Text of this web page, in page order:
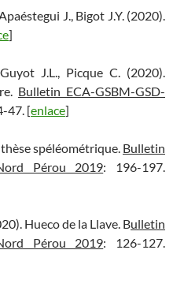
J., Bigot J.Y. (2020).
]
J.L., Picque C. (2020).
Bulletin ECA-GSBM-GSD-
47. [enlace]
spéléométrique. Bulletin
Pérou 2019: 196-197.
Hueco de la Llave. Bulletin
Pérou 2019: 126-127.